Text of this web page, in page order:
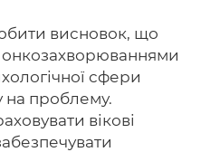
висновок, що
онкозахворюваннями
сфери
на проблему.
вікові